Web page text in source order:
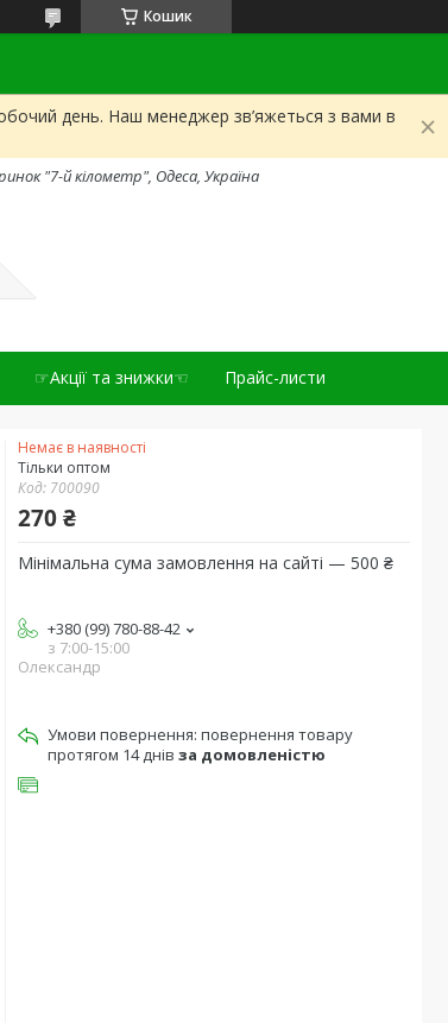
Кошик
день. Наш менеджер зв’яжеться з вами в
"7-й кілометр", Одеса, Україна
☞Акції та знижки☜ Прайс-листи
Немає в наявності
Тільки оптом
Код: 700090
270 ₴
Мінімальна сума замовлення на сайті — 500 ₴
+380 (99) 780-88-42
з 7:00-15:00
Олександр
повернення товару
протягом 14 днів за домовленістю